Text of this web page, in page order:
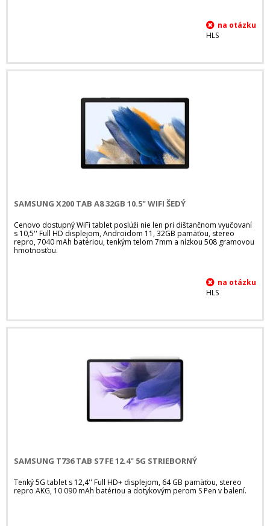
HLS
SAMSUNG X200 TAB A8 32GB 10.5" WIFI ŠEDÝ
Cenovo dostupný WiFi tablet poslúži nie len pri dištančnom vyučovaní
s 10,5'' Full HD displejom, Androidom 11, 32GB pamäťou, stereo
repro, 7040 mAh batériou, tenkým telom 7mm a nízkou 508 gramovou
hmotnosťou.
HLS
SAMSUNG T736 TAB S7 FE 12.4" 5G STRIEBORNÝ
Tenký 5G tablet s 12,4'' Full HD+ displejom, 64 GB pamäťou, stereo
repro AKG, 10 090 mAh batériou a dotykovým perom S Pen v balení.